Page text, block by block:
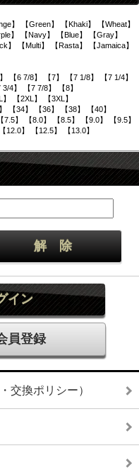
】 【Green】 【Khaki】 【Wheat】
】 【Navy】 【Blue】 【Gray】
】 【Multi】 【Rasta】 【Jamaica】
【6 7/8】 【7】 【7 1/8】 【7 1/4】
4】 【7 7/8】 【8】
【2XL】 【3XL】
【34】 【36】 【38】 【40】
】 【8.0】 【8.5】 【9.0】 【9.5】
12.0】 【12.5】 【13.0】
イン
員登録
交換ポリシー）